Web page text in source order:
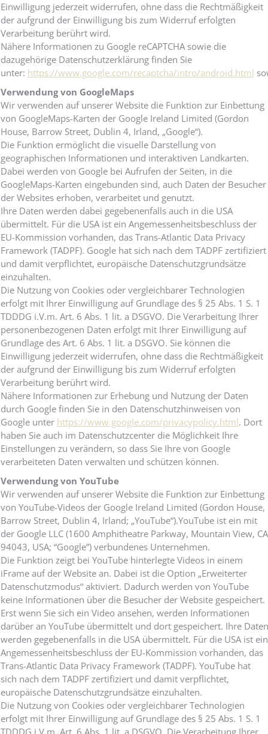
Einwilligung jederzeit widerrufen, ohne dass die Rechtmäßigkeit
der aufgrund der Einwilligung bis zum Widerruf erfolgten
Verarbeitung berührt wird.
Nähere Informationen zu Google reCAPTCHA sowie die
dazugehörige Datenschutzerklärung finden Sie
unter: https://www.google.com/recaptcha/intro/android.html
Verwendung von GoogleMaps
Wir verwenden auf unserer Website die Funktion zur Einbettung
von GoogleMaps-Karten der Google Ireland Limited (Gordon
House, Barrow Street, Dublin 4, Irland, „Google“).
Die Funktion ermöglicht die visuelle Darstellung von
geographischen Informationen und interaktiven Landkarten.
Dabei werden von Google bei Aufrufen der Seiten, in die
GoogleMaps-Karten eingebunden sind, auch Daten der Besucher
der Websites erhoben, verarbeitet und genutzt.
Ihre Daten werden dabei gegebenenfalls auch in die USA
übermittelt. Für die USA ist ein Angemessenheitsbeschluss der
EU-Kommission vorhanden, das Trans-Atlantic Data Privacy
Framework (TADPF). Google hat sich nach dem TADPF zertifiziert
und damit verpflichtet, europäische Datenschutzgrundsätze
einzuhalten.
Die Nutzung von Cookies oder vergleichbarer Technologien
erfolgt mit Ihrer Einwilligung auf Grundlage des § 25 Abs. 1 S. 1
TDDDG i.V.m. Art. 6 Abs. 1 lit. a DSGVO. Die Verarbeitung Ihrer
personenbezogenen Daten erfolgt mit Ihrer Einwilligung auf
Grundlage des Art. 6 Abs. 1 lit. a DSGVO. Sie können die
Einwilligung jederzeit widerrufen, ohne dass die Rechtmäßigkeit
der aufgrund der Einwilligung bis zum Widerruf erfolgten
Verarbeitung berührt wird.
Nähere Informationen zur Erhebung und Nutzung der Daten
durch Google finden Sie in den Datenschutzhinweisen von
Google unter https://www.google.com/privacypolicy.html. Dort
haben Sie auch im Datenschutzcenter die Möglichkeit Ihre
Einstellungen zu verändern, so dass Sie Ihre von Google
verarbeiteten Daten verwalten und schützen können.
Verwendung von YouTube
Wir verwenden auf unserer Website die Funktion zur Einbettung
von YouTube-Videos der Google Ireland Limited (Gordon House,
Barrow Street, Dublin 4, Irland; „YouTube“).YouTube ist ein mit
der Google LLC (1600 Amphitheatre Parkway, Mountain View, CA
94043, USA; “Google”) verbundenes Unternehmen.
Die Funktion zeigt bei YouTube hinterlegte Videos in einem
iFrame auf der Website an. Dabei ist die Option „Erweiterter
Datenschutzmodus“ aktiviert. Dadurch werden von YouTube
keine Informationen über die Besucher der Website gespeichert.
Erst wenn Sie sich ein Video ansehen, werden Informationen
darüber an YouTube übermittelt und dort gespeichert. Ihre Daten
werden gegebenenfalls in die USA übermittelt. Für die USA ist ein
Angemessenheitsbeschluss der EU-Kommission vorhanden, das
Trans-Atlantic Data Privacy Framework (TADPF). YouTube hat
sich nach dem TADPF zertifiziert und damit verpflichtet,
europäische Datenschutzgrundsätze einzuhalten.
Die Nutzung von Cookies oder vergleichbarer Technologien
erfolgt mit Ihrer Einwilligung auf Grundlage des § 25 Abs. 1 S. 1
TDDDG i.V.m. Art. 6 Abs. 1 lit. a DSGVO. Die Verarbeitung Ihrer